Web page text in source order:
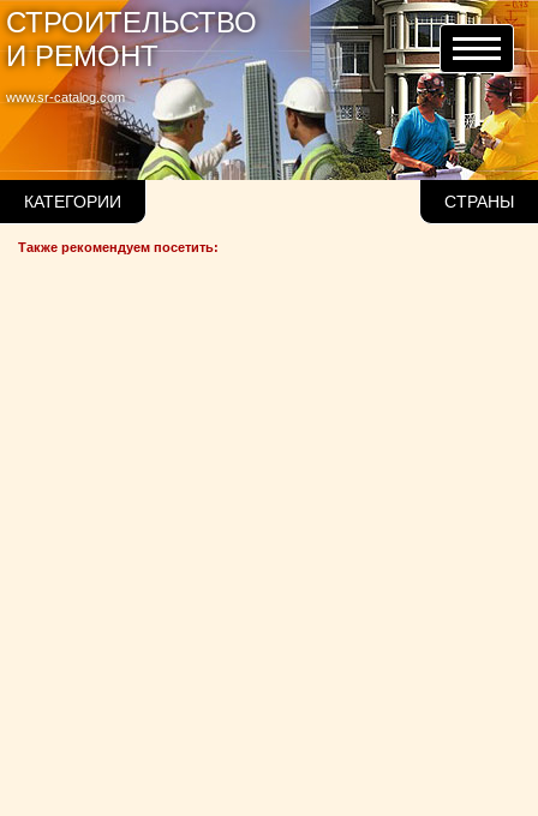
www.sr-catalog.com
СТРОИТЕЛЬСТВО
И РЕМОНТ
КАТЕГОРИИ СТРАНЫ
Также рекомендуем посетить: